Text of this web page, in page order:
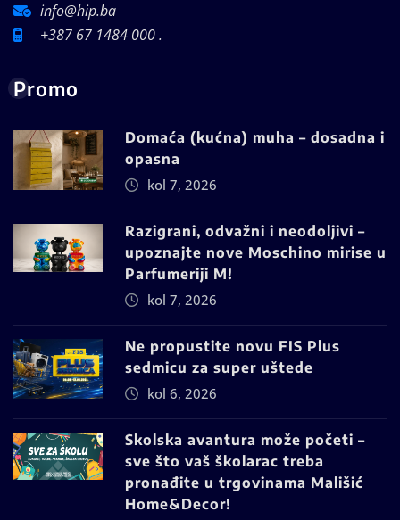
info@hip.ba
+387 67 1484 000 .
Promo
Domaća (kućna) muha – dosadna i
opasna
kol 7, 2026
Razigrani, odvažni i neodoljivi –
upoznajte nove Moschino mirise u
Parfumeriji M!
kol 7, 2026
Ne propustite novu FIS Plus
sedmicu za super uštede
kol 6, 2026
Školska avantura može početi –
sve što vaš školarac treba
pronađite u trgovinama Mališić
Home&Decor!